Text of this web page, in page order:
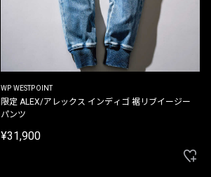
WP WESTPOINT
限定 ALEX/アレックス インディゴ 裾リブイージー
パンツ
¥31,900